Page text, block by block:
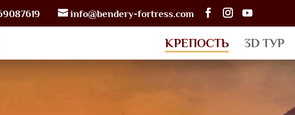
info@bendery-fortress.com
КРЕПОСТЬ 3D ТУР